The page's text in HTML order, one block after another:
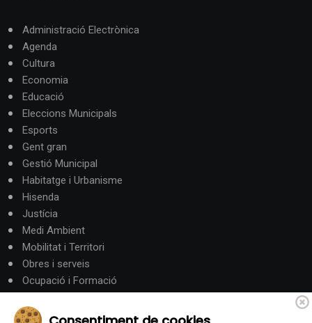
Administració Electrònica
Agenda
Cultura
Economia
Educació
Eleccions Municipals
Esports
Gent gran
Gestió Municipal
Habitatge i Urbanisme
Hisenda
Justícia
Medi Ambient
Mobilitat i Territori
Obres i serveis
Ocupació i Formació
Política